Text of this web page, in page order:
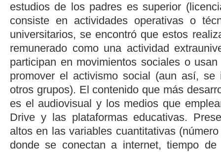
estudios de los padres es superior
consiste en actividades operativas o
universitarios, se encontró que estos
remunerado como una actividad
participan en movimientos sociales o
promover el activismo social (aun así, se
otros grupos). El contenido que más
es el audiovisual y los medios que
Drive y las plataformas educativas.
altos en las variables cuantitativas
donde se conectan a internet, tiempo